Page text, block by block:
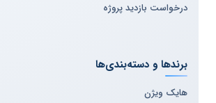
درخواست بازدید پروژه
برندها و دسته‌بندی‌ها
هایک ویژن